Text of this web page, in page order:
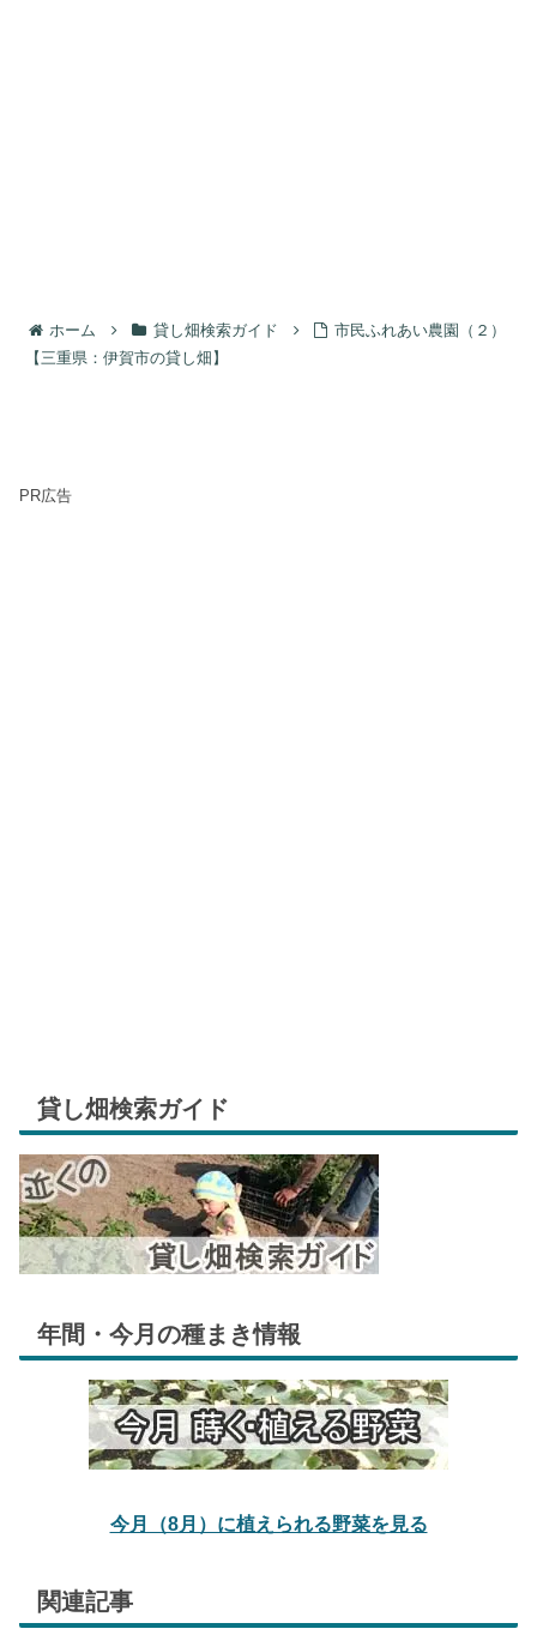
ホーム 貸し畑検索ガイド
市民ふれあい農園（２）
【三重県：伊賀市の貸し畑】
PR広告
貸し畑検索ガイド
年間・今月の種まき情報
今月（8月）に植えられる野菜を見る
関連記事